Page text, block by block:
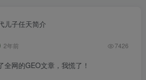
儿子任天简介
2年前 7426
全网的GEO文章，我慌了！